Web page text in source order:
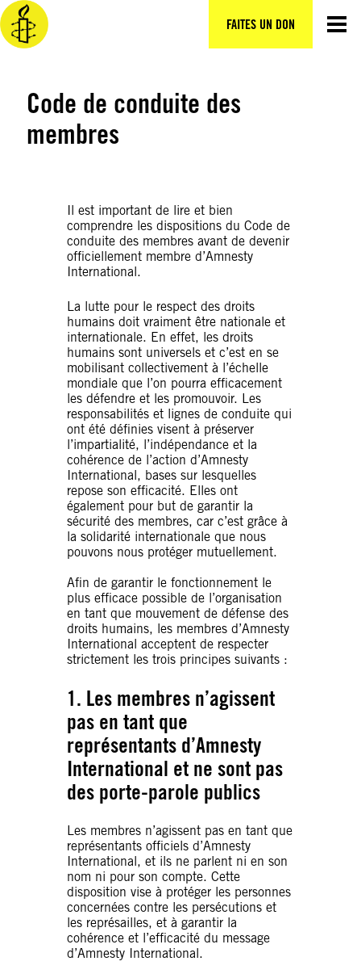
FAITES UN DON
Aller
au
contenu
Code de conduite des
membres
Il est important de lire et bien
comprendre les dispositions du Code de
conduite des membres avant de devenir
officiellement membre d’Amnesty
International.
La lutte pour le respect des droits
humains doit vraiment être nationale et
internationale. En effet, les droits
humains sont universels et c’est en se
mobilisant collectivement à l’échelle
mondiale que l’on pourra efficacement
les défendre et les promouvoir. Les
responsabilités et lignes de conduite qui
ont été définies visent à préserver
l’impartialité, l’indépendance et la
cohérence de l’action d’Amnesty
International, bases sur lesquelles
repose son efficacité. Elles ont
également pour but de garantir la
sécurité des membres, car c’est grâce à
la solidarité internationale que nous
pouvons nous protéger mutuellement.
Afin de garantir le fonctionnement le
plus efficace possible de l’organisation
en tant que mouvement de défense des
droits humains, les membres d’Amnesty
International acceptent de respecter
strictement les trois principes suivants :
1. Les membres n’agissent
pas en tant que
représentants d’Amnesty
International et ne sont pas
des porte-parole publics
Les membres n’agissent pas en tant que
représentants officiels d’Amnesty
International, et ils ne parlent ni en son
nom ni pour son compte. Cette
disposition vise à protéger les personnes
concernées contre les persécutions et
les représailles, et à garantir la
cohérence et l’efficacité du message
d’Amnesty International.